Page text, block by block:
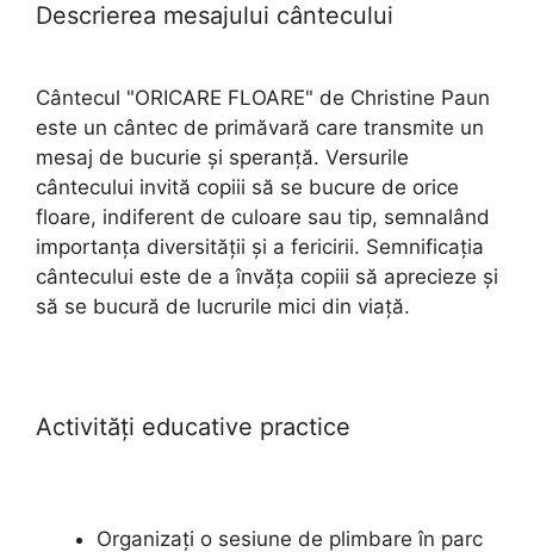
Descrierea mesajului cântecului
Cântecul "ORICARE FLOARE" de Christine Paun
este un cântec de primăvară care transmite un
mesaj de bucurie și speranță. Versurile
cântecului invită copiii să se bucure de orice
floare, indiferent de culoare sau tip, semnalând
importanța diversității și a fericirii. Semnificația
cântecului este de a învăța copiii să aprecieze și
să se bucură de lucrurile mici din viață.
Activități educative practice
Organizați o sesiune de plimbare în parc